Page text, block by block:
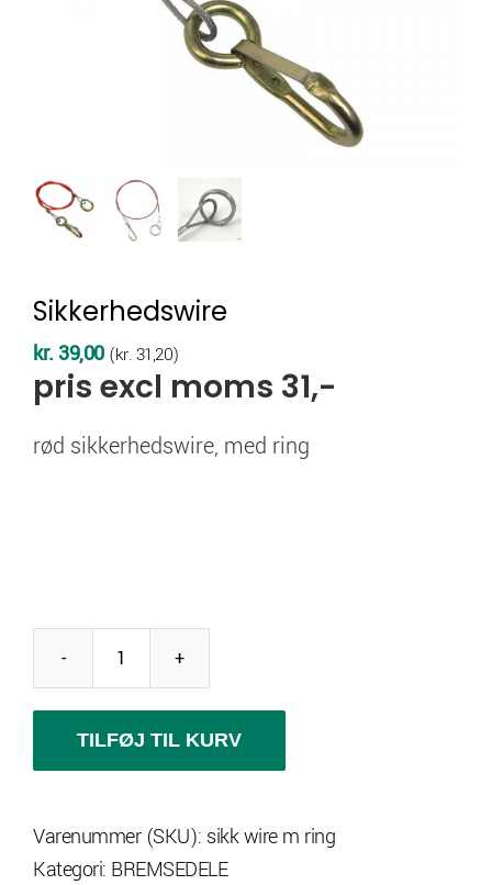
Sikkerhedswire
kr. 39,00 (kr.31,20)
pris excl moms 31,-
rød sikkerhedswire, med ring
Sikkerhedswire
antal
TILFØJ TIL KURV
Varenummer (SKU): sikk wire m ring
Kategori: BREMSEDELE